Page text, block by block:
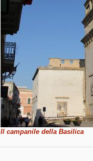
Il campanile della Basilica